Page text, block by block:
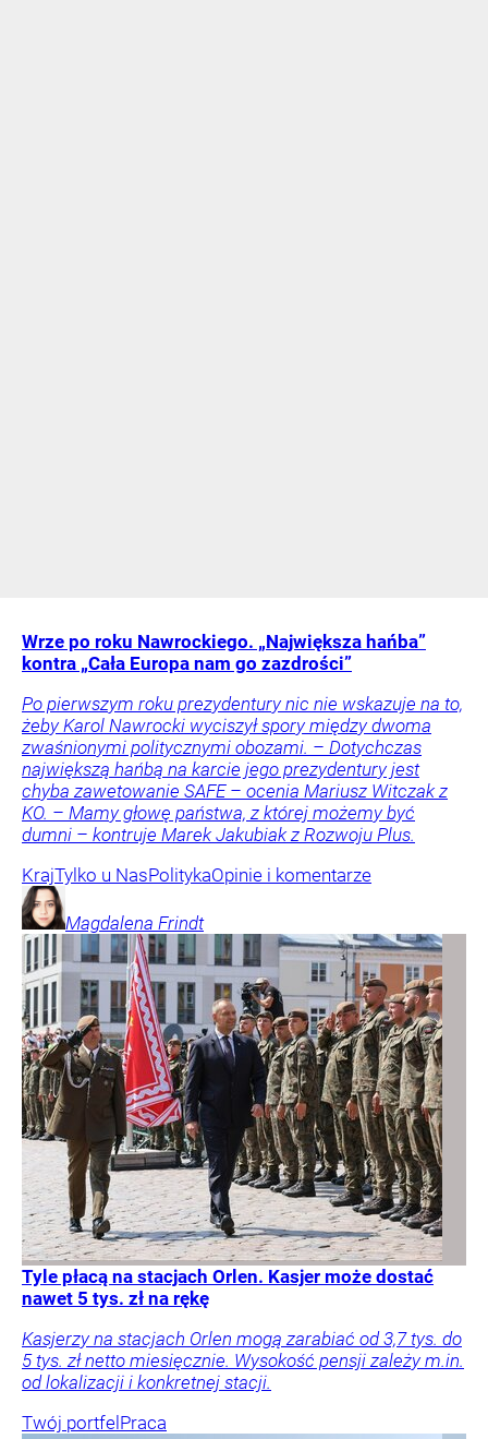
Wrze po roku Nawrockiego. „Największa hańba”
kontra „Cała Europa nam go zazdrości”
Po pierwszym roku prezydentury nic nie wskazuje na to,
żeby Karol Nawrocki wyciszył spory między dwoma
zwaśnionymi politycznymi obozami. – Dotychczas
największą hańbą na karcie jego prezydentury jest
chyba zawetowanie SAFE – ocenia Mariusz Witczak z
KO. – Mamy głowę państwa, z której możemy być
dumni – kontruje Marek Jakubiak z Rozwoju Plus.
KrajTylko u NasPolitykaOpinie i komentarze
Magdalena Frindt
Tyle płacą na stacjach Orlen. Kasjer może dostać
nawet 5 tys. zł na rękę
Kasjerzy na stacjach Orlen mogą zarabiać od 3,7 tys. do
5 tys. zł netto miesięcznie. Wysokość pensji zależy m.in.
od lokalizacji i konkretnej stacji.
Twój portfelPraca